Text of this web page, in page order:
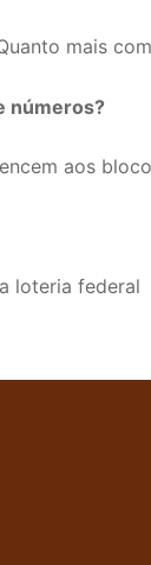
mais
números?
aos
loteria federal